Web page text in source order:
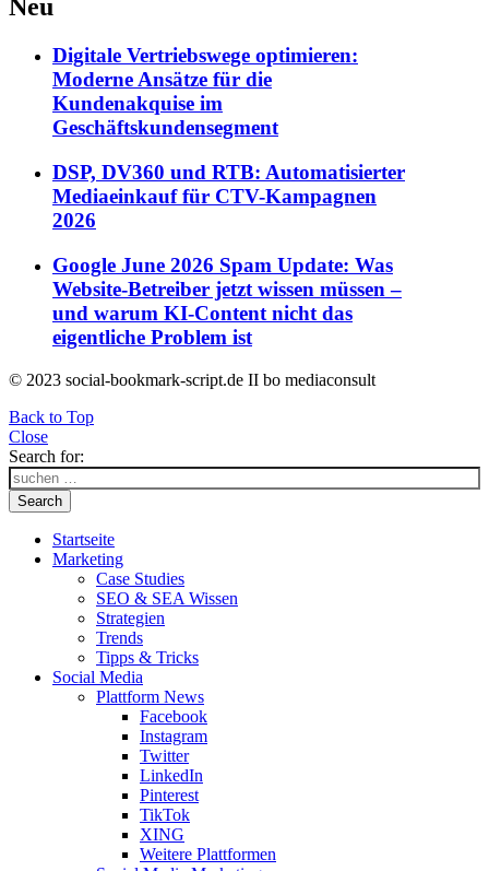
Neu
Digitale Vertriebswege optimieren:
Moderne Ansätze für die
Kundenakquise im
Geschäftskundensegment
DSP, DV360 und RTB: Automatisierter
Mediaeinkauf für CTV-Kampagnen
2026
Google June 2026 Spam Update: Was
Website-Betreiber jetzt wissen müssen –
und warum KI-Content nicht das
eigentliche Problem ist
© 2023 social-bookmark-script.de II bo mediaconsult
Back to Top
Close
Search for:
Search
Startseite
Marketing
Case Studies
SEO & SEA Wissen
Strategien
Trends
Tipps & Tricks
Social Media
Plattform News
Facebook
Instagram
Twitter
LinkedIn
Pinterest
TikTok
XING
Weitere Plattformen